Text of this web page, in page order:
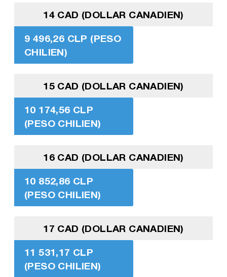
14 CAD (DOLLAR CANADIEN)
9 496,26 CLP (PESO
CHILIEN)
15 CAD (DOLLAR CANADIEN)
10 174,56 CLP
(PESO CHILIEN)
16 CAD (DOLLAR CANADIEN)
10 852,86 CLP
(PESO CHILIEN)
17 CAD (DOLLAR CANADIEN)
11 531,17 CLP
(PESO CHILIEN)